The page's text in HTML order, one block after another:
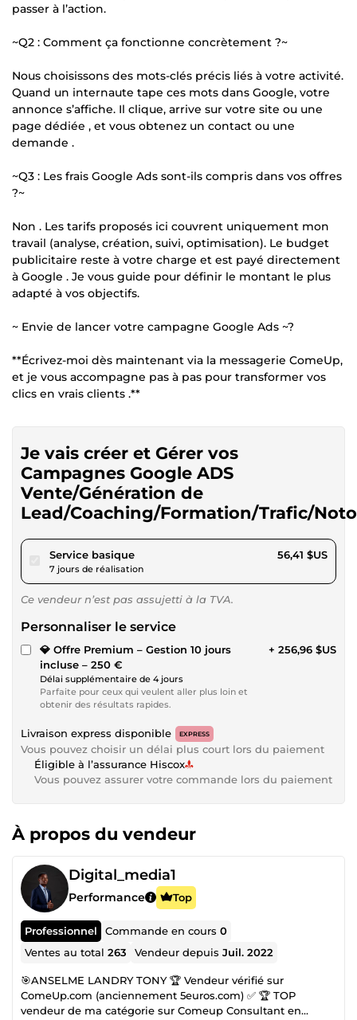
passer à l’action.
~Q2 : Comment ça fonctionne concrètement ?~
Nous choisissons des mots-clés précis liés à votre activité.
Quand un internaute tape ces mots dans Google, votre
annonce s’affiche. Il clique, arrive sur votre site ou une
page dédiée , et vous obtenez un contact ou une
demande .
~Q3 : Les frais Google Ads sont-ils compris dans vos offres
?~
Non . Les tarifs proposés ici couvrent uniquement mon
travail (analyse, création, suivi, optimisation). Le budget
publicitaire reste à votre charge et est payé directement
à Google . Je vous guide pour définir le montant le plus
adapté à vos objectifs.
~ Envie de lancer votre campagne Google Ads ~?
**Écrivez-moi dès maintenant via la messagerie ComeUp,
et je vous accompagne pas à pas pour transformer vos
clics en vrais clients .**
Je vais créer et Gérer vos
Campagnes Google ADS
Vente/Génération de
Lead/Coaching/Formation/Trafic/
Service basiquepour 51,99 $US
7 jours de réalisation
56,41 $US
Ce vendeur n’est pas assujetti à la TVA.
Personnaliser le service
💎 Offre Premium – Gestion 10 jours
incluse – 250 €
Délai supplémentaire de 4 jours
Parfaite pour ceux qui veulent aller plus loin et
obtenir des résultats rapides.
+ 256,96 $US
Livraison express disponible EXPRESS
Vous pouvez choisir un délai plus court lors du paiement
Éligible à l’assurance Hiscox
Vous pouvez assurer votre commande lors du paiement
À propos du vendeur
Digital_media1
Performance Top
Professionnel Commande en cours0
Ventes au total263 Vendeur depuisJuil. 2022
🎯ANSELME LANDRY TONY 🏆 Vendeur vérifié sur
ComeUp.com (anciennement 5euros.com) ✅ 🏆 TOP
vendeur de ma catégorie sur Comeup Consultant en